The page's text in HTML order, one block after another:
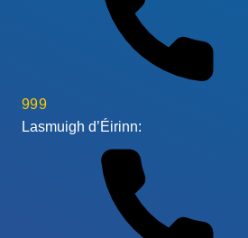
999
Lasmuigh d’Éirinn: